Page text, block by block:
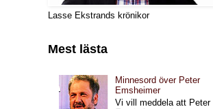
Lasse Ekstrands krönikor
Mest lästa
Minnesord över Peter
Emsheimer
Vi vill meddela att Peter